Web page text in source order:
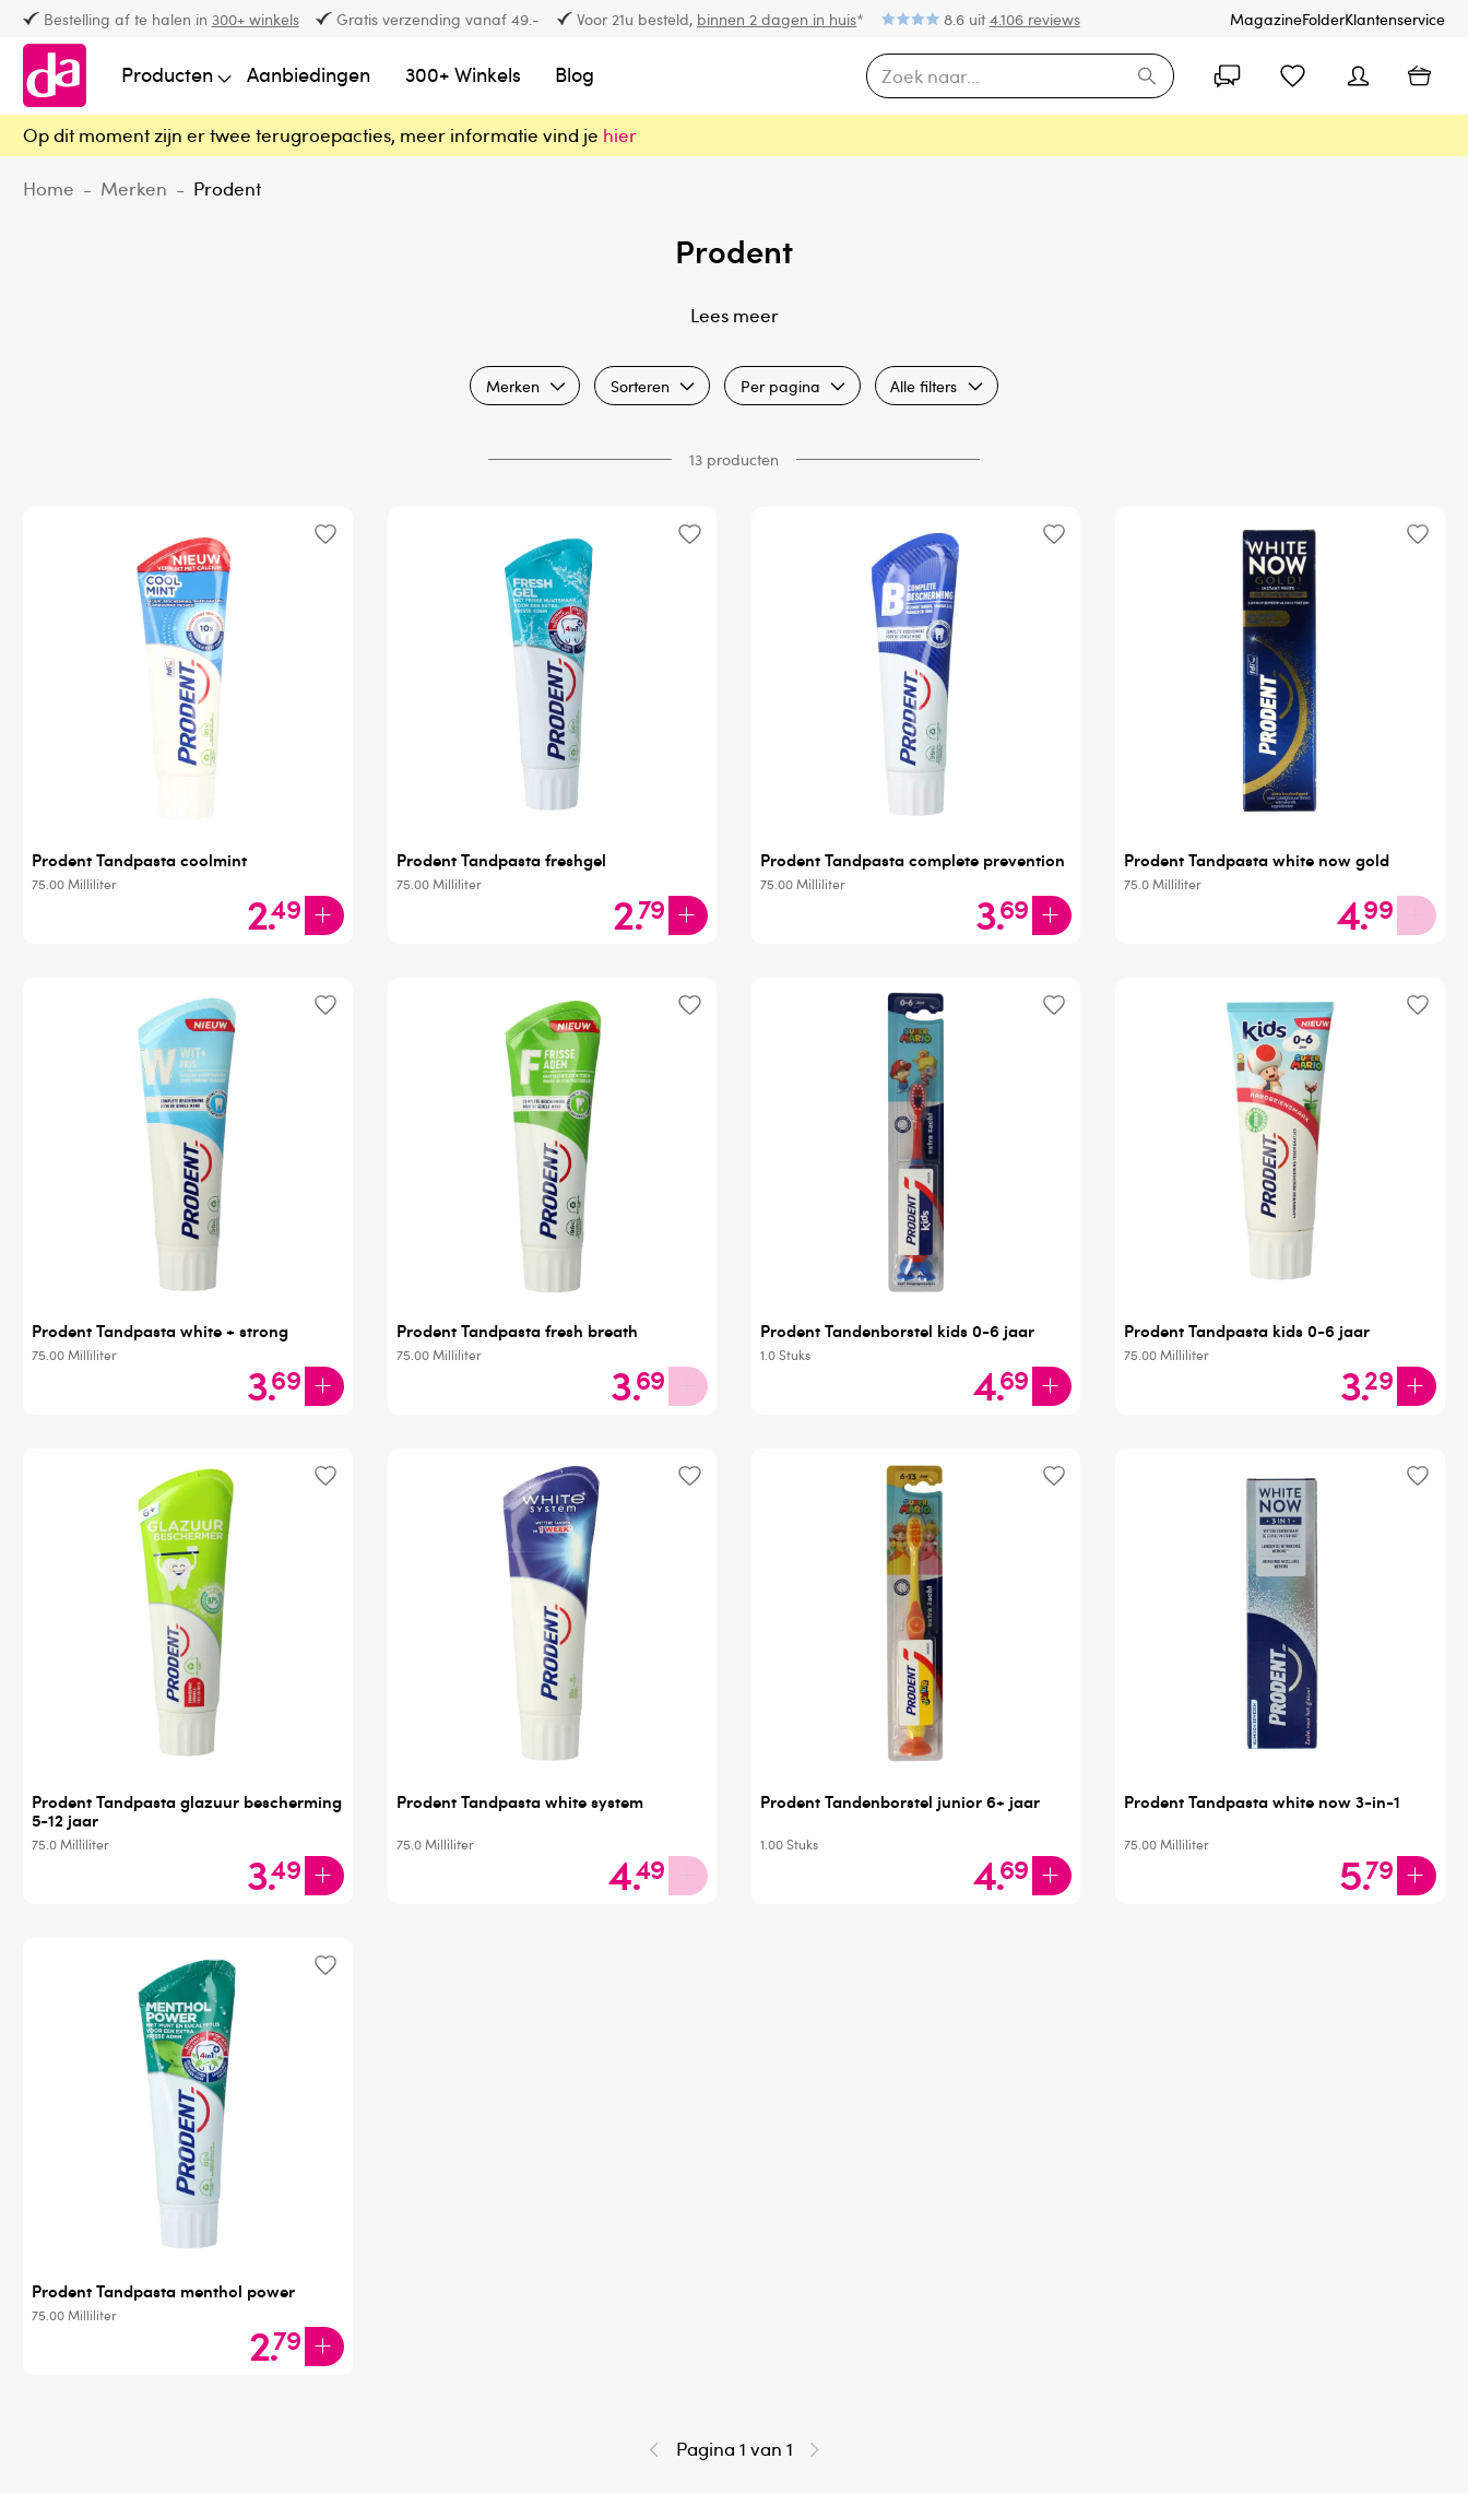
Bestelling af te halen in 300+ winkels Gratis verzending vanaf 49.- Voor 21u besteld, binnen 2 dagen in huis* 8.6 uit4.106 reviews MagazineFolderKlantenservice
Producten Aanbiedingen 300+ Winkels Blog
Op dit moment zijn er twee terugroepacties, meer informatie vind je hier
Home - Merken - Prodent
Prodent
Lees meer
Merken Sorteren Per pagina Alle filters
13 producten
Prodent Tandpasta coolmint
75.00Milliliter 2.49
Prodent Tandpasta freshgel
75.00 Milliliter 2.79
Prodent Tandpasta complete prevention
75.00Milliliter 3.69
Prodent Tandpasta white now gold
75.0Milliliter 4.99
Prodent Tandpasta white + strong
75.00Milliliter 3.69
Prodent Tandpasta fresh breath
75.00 Milliliter 3.69
Prodent Tandenborstel kids 0-6 jaar
1.0Stuks 4.69
Prodent Tandpasta kids 0-6 jaar
75.00Milliliter 3.29
Prodent Tandpasta glazuur bescherming
5-12 jaar
75.0Milliliter 3.49
Prodent Tandpasta white system
75.0 Milliliter 4.49
Prodent Tandenborstel junior 6+ jaar
1.00Stuks 4.69
Prodent Tandpasta white now 3-in-1
75.00Milliliter 5.79
Prodent Tandpasta menthol power
75.00Milliliter 2.79
Pagina 1 van 1